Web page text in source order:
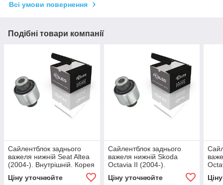
Всі умови повернення
Подібні товари компанії
Сайлентблок заднього
важеля нижній Seat Altea
(2004-). Внутрішній. Корея
ACSUSS! 29917 , FE29690
, VKDS431013
Ціну уточнюйте
Сайлентблок заднього
важеля нижній Skoda
Octavia II (2004-).
ACSUSS! 29917 , FE29690
Ціну уточнюйте